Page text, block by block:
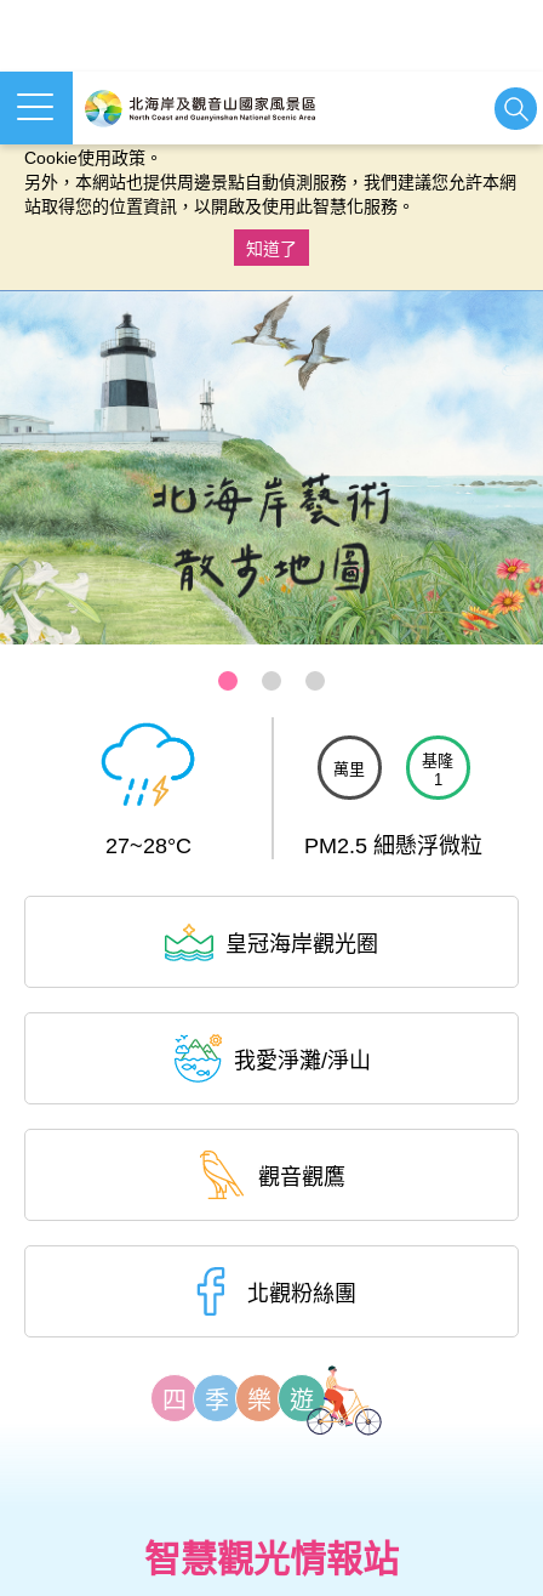
本網站使用cookies等相關技術以持續優化網站服務，並有助於為
您提供更佳的體驗，當您繼續使用本網站即表示您同意我們的
Cookie使用政策。
另外，本網站也提供周邊景點自動偵測服務，我們建議您允許本網
站取得您的位置資訊，以開啟及使用此智慧化服務。
知道了
基隆-和平島公園
27~28°C
萬里
基隆
1
PM2.5 細懸浮微粒
皇冠海岸觀光圈
我愛淨灘/淨山
觀音觀鷹
北觀粉絲團
四 季 樂 遊
智慧觀光情報站